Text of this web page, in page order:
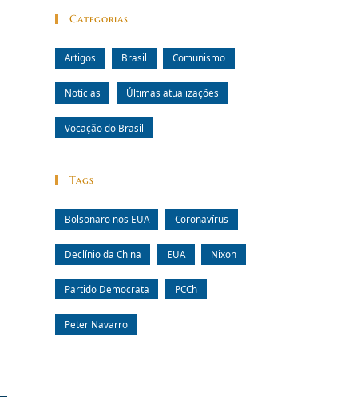
Categorias
Artigos Brasil Comunismo
Notícias Últimas atualizações
Vocação do Brasil
Tags
Bolsonaro nos EUA Coronavírus
Declínio da China EUA Nixon
Partido Democrata PCCh
Peter Navarro